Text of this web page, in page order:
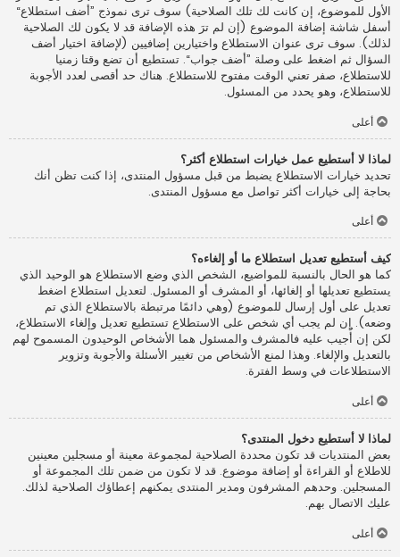
الأول للموضوع، إن كانت لك تلك الصلاحية) سوف ترى نموذج ”أضف استطلاع“
أسفل شاشة إضافة الموضوع (إن لم ترَ هذه الإضافة قد لا يكون لك الصلاحية
لذلك). سوف ترى عنوان الاستطلاع واختيارين إضافيين (لإضافة اختيار أضف
السؤال ثم اضغط على وصلة ”أضف جواب“. تستطيع أن تضع وقتا زمنيا
للاستطلاع، صفر تعني الوقت مفتوح للاستطلاع. هناك حد أقصى لعدد الأجوبة
للاستطلاع، وهو يحدد من المسئول.
أعلى
لماذا لا أستطيع عمل خيارات استطلاع أكثر؟
تحديد خيارات الاستطلاع يضبط من قبل مسؤول المنتدى، إذا كنت تظن أنك
بحاجة إلى خيارات أكثر تواصل مع مسؤول المنتدى.
أعلى
كيف أستطيع تعديل استطلاع ما أو إلغاءه؟
كما هو الحال بالنسبة للمواضيع، الشخص الذي وضع الاستطلاع هو الوحيد الذي
يستطيع تعديلها أو إلغائها، أو المشرف أو المسئول. لتعديل استطلاع اضغط
تعديل على أول إرسال للموضوع (وهي دائمًا مرتبطة بالاستطلاع الذي تم
وضعه). إن لم يجب أي شخص على الاستطلاع تستطيع تعديل وإلغاء الاستطلاع،
لكن إن أُجيب عليه فالمشرف والمسئول هما الأشخاص الوحيدون المسموح لهم
بالتعديل والإلغاء. وهذا لمنع الأشخاص من تغيير الأسئلة والأجوبة وتزوير
الاستطلاعات في وسط الفترة.
أعلى
لماذا لا أستطيع دخول المنتدى؟
بعض المنتديات قد تكون محددة الصلاحية لمجموعة معينة أو مسجلين معينين
للاطلاع أو القراءة أو إضافة موضوع. قد لا تكون من ضمن تلك المجموعة أو
المسجلين. وحدهم المشرفون ومدير المنتدى يمكنهم إعطاؤك الصلاحية لذلك.
عليك الاتصال بهم.
أعلى